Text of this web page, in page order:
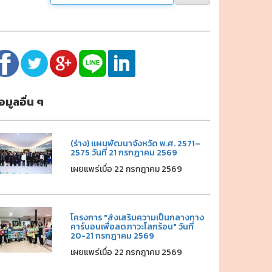
มูลอื่น ๆ
(ร่าง) แผนพัฒนาจังหวัด พ.ศ. 2571–
2575 วันที่ 21 กรกฎาคม 2569
เผยแพร่เมื่อ 22 กรกฎาคม 2569
โครงการ "ส่งเสริมความเป็นกลางทาง
คาร์บอนเพื่อลดภาวะโลกร้อน" วันที่
20-21 กรกฎาคม 2569
เผยแพร่เมื่อ 22 กรกฎาคม 2569